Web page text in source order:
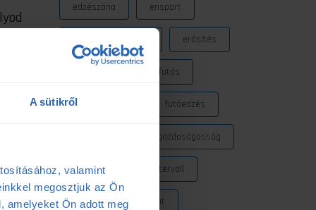
A sütikről
valamint
megosztjuk az Ön
amelyeket Ön adott meg
edzészóna ensport
erősítés
futás
futásdinamika futóedzés
gazdaságosság
gyógytorna intervall
kerékpár laktát